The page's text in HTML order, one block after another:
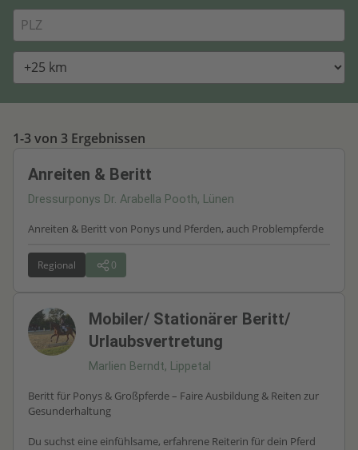
1-3 von 3 Ergebnissen
Anreiten & Beritt
Dressurponys Dr. Arabella Pooth, Lünen
Anreiten & Beritt von Ponys und Pferden, auch Problempferde
Regional 0
Mobiler/ Stationärer Beritt/
Urlaubsvertretung
Marlien Berndt, Lippetal
Beritt für Ponys & Großpferde – Faire Ausbildung & Reiten zur
Gesunderhaltung
Du suchst eine einfühlsame, erfahrene Reiterin für dein Pferd